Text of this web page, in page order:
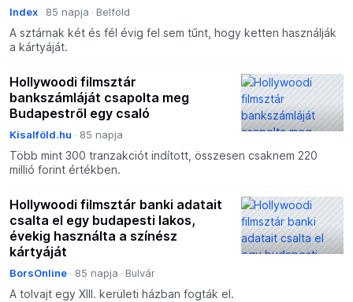
Index 85 napja Belföld
A sztárnak két és fél évig fel sem tűnt, hogy ketten használják
a kártyáját.
Hollywoodi filmsztár
bankszámláját csapolta meg
Budapestről egy csaló
Kisalföld.hu 85 napja
Több mint 300 tranzakciót indított, összesen csaknem 220
millió forint értékben.
Hollywoodi filmsztár banki adatait
csalta el egy budapesti lakos,
évekig használta a színész
kártyáját
BorsOnline 85 napja Bulvár
A tolvajt egy XIII. kerületi házban fogták el.